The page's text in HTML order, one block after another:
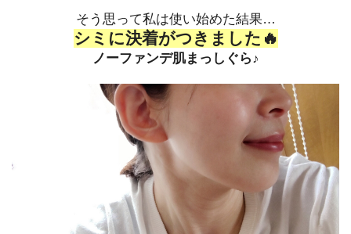
そう思って私は使い始めた結果…
シミに決着がつきました🔥
ノーファンデ肌まっしぐら♪